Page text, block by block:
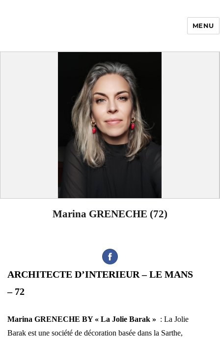
Enfance Made in
France
MENU
Marina GRENECHE (72)
ARCHITECTE D’INTERIEUR – LE MANS
– 72
Marina GRENECHE BY « La Jolie Barak » : La Jolie
Barak est une société de décoration basée dans la Sarthe,